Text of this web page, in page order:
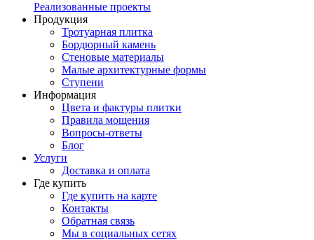
Реализованные проекты
Продукция
Тротуарная плитка
Бордюрный камень
Стеновые материалы
Малые архитектурные формы
Ступени
Информация
Цвета и фактуры плитки
Правила мощения
Вопросы-ответы
Блог
Услуги
Доставка и оплата
Где купить
Где купить на карте
Контакты
Обратная связь
Мы в социальных сетях